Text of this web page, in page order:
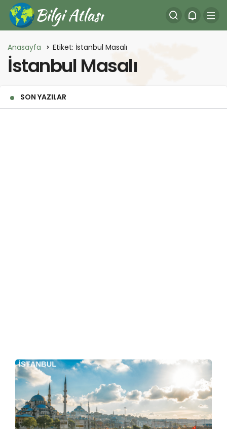
Anasayfa Etiket: İstanbul Masalı
İstanbul Masalı
SON YAZILAR